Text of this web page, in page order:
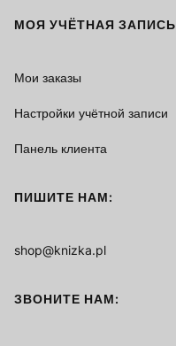
МОЯ УЧЁТНАЯ ЗАПИСЬ
Мои заказы
Настройки учётной записи
Панель клиента
ПИШИТЕ НАМ:
shop@knizka.pl
ЗВОНИТЕ НАМ: